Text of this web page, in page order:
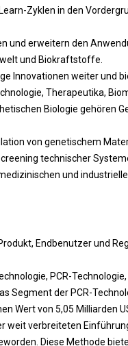
Zyklen in den
und erweitern den
und Biokraftstoffe.
Innovationen weiter und
Therapeutika,
Biologie gehören
von genetischem
technischer
und
Endbenutzer und
PCR-
Segment der PCR-
Wert von 5,05 Milliarden
weit verbreiteten
Diese Methode